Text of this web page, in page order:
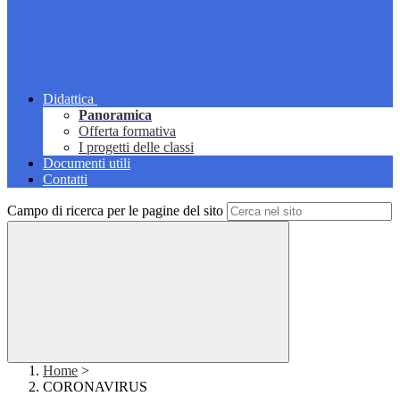
Didattica
Panoramica
Offerta formativa
I progetti delle classi
Documenti utili
Contatti
Campo di ricerca per le pagine del sito
Home >
CORONAVIRUS